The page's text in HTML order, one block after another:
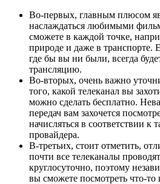
Во-первых, главным плюсом
наслаждаться любимыми
сможете в каждой точке,
природе и даже в транспорте.
где бы вы ни были, всегда
трансляцию.
Во-вторых, очень важно
того, какой телеканал вы
можно сделать бесплатно.
передач вам захочется
начисляться в соответствии к
провайдера.
В-третьих, стоит отметить,
почти все телеканалы
круглосуточно, поэтому
вы сможете посмотреть что-то